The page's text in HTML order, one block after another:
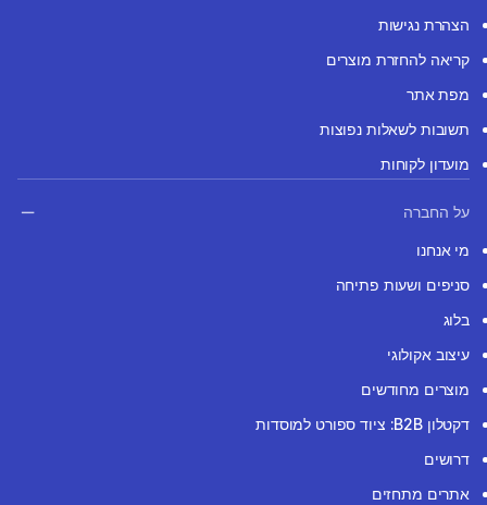
הצהרת נגישות
קריאה להחזרת מוצרים
מפת אתר
תשובות לשאלות נפוצות
מועדון לקוחות
על החברה
מי אנחנו
סניפים ושעות פתיחה
בלוג
עיצוב אקולוגי
מוצרים מחודשים
דקטלון B2B: ציוד ספורט למוסדות
דרושים
אתרים מתחזים